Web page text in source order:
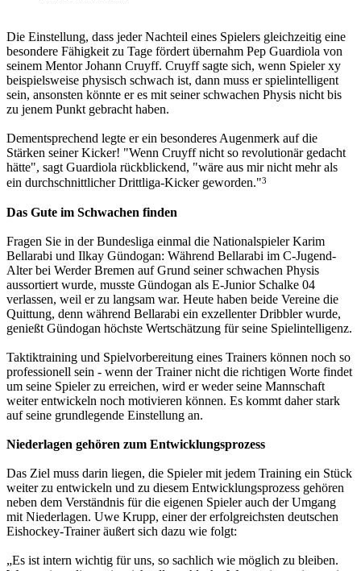
Die Einstellung, dass jeder Nachteil eines Spielers gleichzeitig eine
besondere Fähigkeit zu Tage fördert übernahm Pep Guardiola von
seinem Mentor Johann Cruyff. Cruyff sagte sich, wenn Spieler xy
beispielsweise physisch schwach ist, dann muss er spielintelligent
sein, ansonsten könnte er es mit seiner schwachen Physis nicht bis
zu jenem Punkt gebracht haben.
Dementsprechend legte er ein besonderes Augenmerk auf die
Stärken seiner Kicker! "Wenn Cruyff nicht so revolutionär gedacht
hätte", sagt Guardiola rückblickend, "wäre aus mir nicht mehr als
ein durchschnittlicher Drittliga-Kicker geworden."3
Das Gute im Schwachen finden
Fragen Sie in der Bundesliga einmal die Nationalspieler Karim
Bellarabi und Ilkay Gündogan: Während Bellarabi im C-Jugend-
Alter bei Werder Bremen auf Grund seiner schwachen Physis
aussortiert wurde, musste Gündogan als E-Junior Schalke 04
verlassen, weil er zu langsam war. Heute haben beide Vereine die
Quittung, denn während Bellarabi ein exzellenter Dribbler wurde,
genießt Gündogan höchste Wertschätzung für seine Spielintelligenz.
Taktiktraining und Spielvorbereitung eines Trainers können noch so
professionell sein - wenn der Trainer nicht die richtigen Worte findet
um seine Spieler zu erreichen, wird er weder seine Mannschaft
weiter entwickeln noch motivieren können. Es kommt daher stark
auf seine grundlegende Einstellung an.
Niederlagen gehören zum Entwicklungsprozess
Das Ziel muss darin liegen, die Spieler mit jedem Training ein Stück
weiter zu entwickeln und zu diesem Entwicklungsprozess gehören
neben dem Verständnis für die eigenen Spieler auch der Umgang
mit Niederlagen. Uwe Krupp, einer der erfolgreichsten deutschen
Eishockey-Trainer äußert sich dazu wie folgt:
„Es ist intern wichtig für uns, so sachlich wie möglich zu bleiben.